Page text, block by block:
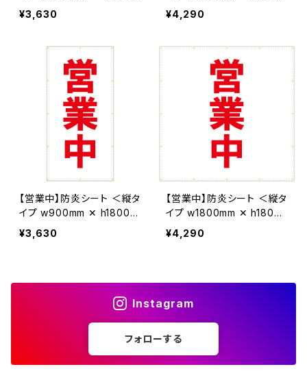
m＞ ターポリン製 足場幕
養生幕 横断幕 懸垂幕 シー
¥3,630
mm＞ ターポリン製 足場幕
養生幕 横断幕 懸垂幕 シー
¥4,290
【営業中】防炎シート ＜縦タ
イプ w900mm ✕ h1800m
m＞ ターポリン製 足場幕
養生幕 横断幕 懸垂幕 シー
¥3,630
【営業中】防炎シート ＜縦タ
イプ w1800mm ✕ h1800
mm＞ ターポリン製 足場幕
養生幕 横断幕 懸垂幕 シー
¥4,290
Instagram
フォローする